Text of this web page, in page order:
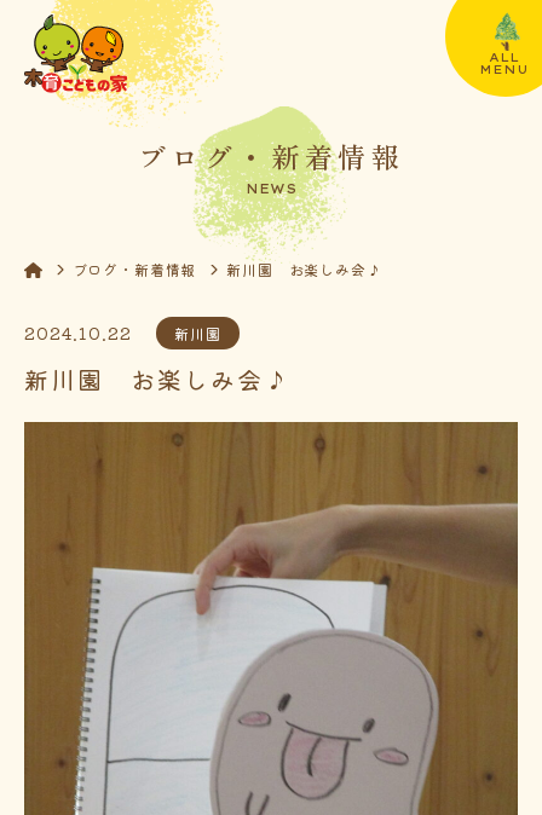
ALL
MENU
ブログ・新着情報
NEWS
ブログ・新着情報 新川園 お楽しみ会♪
2024.10.22 新川園
新川園 お楽しみ会♪